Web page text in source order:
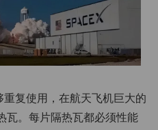
复使用，在航天飞机巨大的
瓦。每片隔热瓦都必须性能